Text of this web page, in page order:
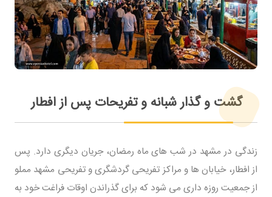
گشت و گذار شبانه و تفریحات پس از افطار
زندگی در مشهد در شب های ماه رمضان، جریان دیگری دارد. پس
از افطار، خیابان ها و مراکز تفریحی گردشگری و تفریحی مشهد مملو
از جمعیت روزه داری می شود که برای گذراندن اوقات فراغت خود به